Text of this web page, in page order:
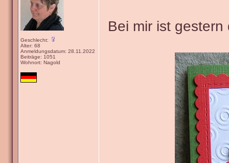
Geschlecht:
Alter: 68
Anmeldungsdatum: 28.11.2022
Beiträge: 1051
Wohnort: Nagold
Bei mir ist